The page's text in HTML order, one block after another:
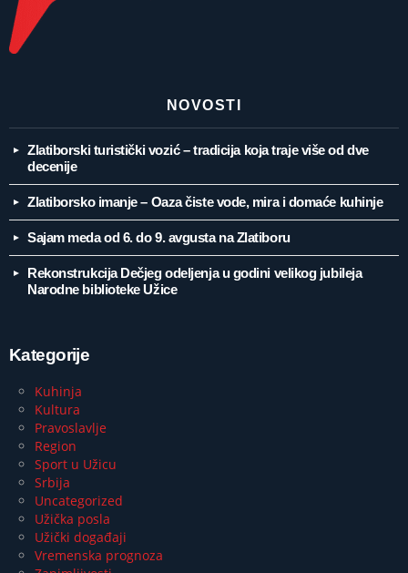
NOVOSTI
Zlatiborski turistički vozić – tradicija koja traje više od dve
decenije
Zlatiborsko imanje – Oaza čiste vode, mira i domaće kuhinje
Sajam meda od 6. do 9. avgusta na Zlatiboru
Rekonstrukcija Dečjeg odeljenja u godini velikog jubileja
Narodne biblioteke Užice
Kategorije
Kuhinja
Kultura
Pravoslavlje
Region
Sport u Užicu
Srbija
Uncategorized
Užička posla
Užički događaji
Vremenska prognoza